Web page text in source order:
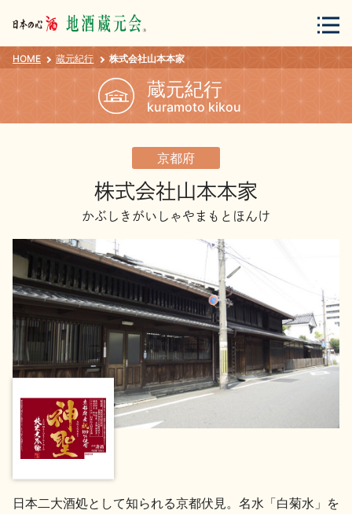
会員登録 ログイン
蔵元紀行 地酒カタログ
地酒用語集 地酒解体新書
HOME 蔵元紀行 株式会社山本本家
蔵元紀行
kuramoto kikou
京都府
株式会社山本本家
かぶしきがいしゃやまもとほんけ
日本二大酒処として知られる京都伏見。名水「白菊水」を